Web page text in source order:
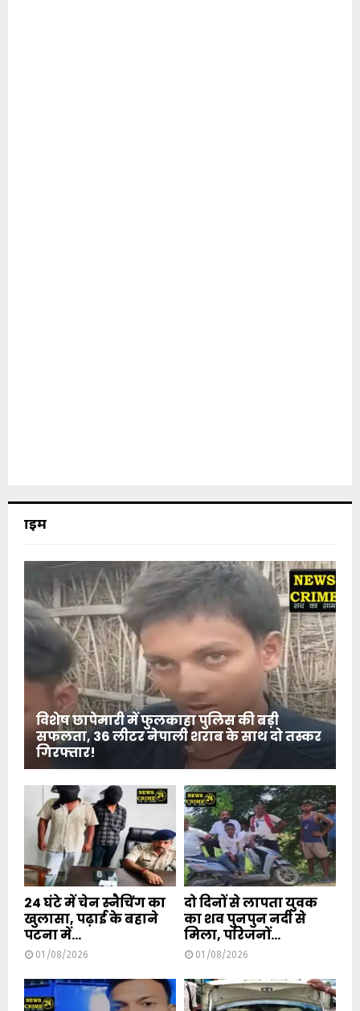
क्राइम
विशेष छापेमारी में फुलकाहा पुलिस की बड़ी
सफलता, 36 लीटर नेपाली शराब के साथ दो तस्कर
गिरफ्तार!
24 घंटे में चेन स्नैचिंग का
खुलासा, पढ़ाई के बहाने
पटना में...
01/08/2026
दो दिनों से लापता युवक
का शव पुनपुन नदी से
मिला, परिजनों...
01/08/2026